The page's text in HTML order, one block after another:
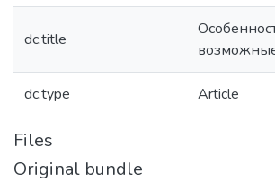
dc.title
dc.type Article
Files
Original bundle